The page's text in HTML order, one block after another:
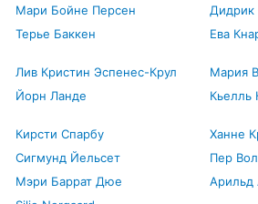
Мари Бойне Персен
Дидрик
Терье Баккен Ева
Лив Кристин Эспенес-Крул
Мария
Йорн Ланде Кьелль
Кирсти Спарбу
Ханне
Сигмунд Йельсет
Пер
Мэри Баррат Дюе
Арильд